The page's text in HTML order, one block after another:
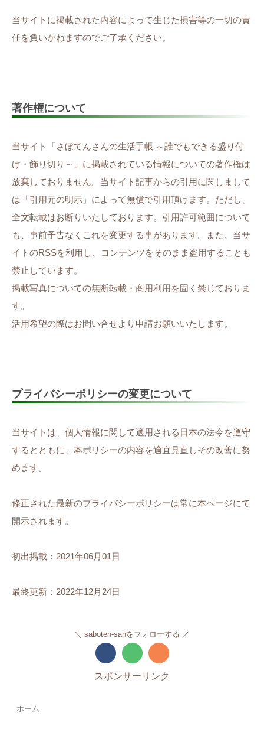
当サイトに掲載された内容によって生じた損害等の一切の責
任を負いかねますのでご了承ください。
著作権について
当サイト「さぼてんさんの生活手帳 ～誰でもできる盛り付
け・飾り切り～」に掲載されている情報についての著作権は
放棄しておりません。当サイト記事からの引用に関しまして
は「引用元の明示」によって無償で引用頂けます。ただし、
全文転載はお断りいたしております。引用許可範囲について
も、事前予告なくこれを変更する事があります。また、当サ
イトのRSSを利用し、コンテンツをそのまま盗用することも
禁止しています。
掲載写真についての無断転載・商用利用を固く禁じておりま
す。
活用希望の際はお問い合せより申請お願いいたします。
プライバシーポリシーの変更について
当サイトは、個人情報に関して適用される日本の法令を遵守
するとともに、本ポリシーの内容を適宜見直しその改善に努
めます。
修正された最新のプライバシーポリシーは常に本ページにて
開示されます。
初出掲載：2021年06月01日
最終更新：2022年12月24日
saboten-sanをフォローする
スポンサーリンク
ホーム